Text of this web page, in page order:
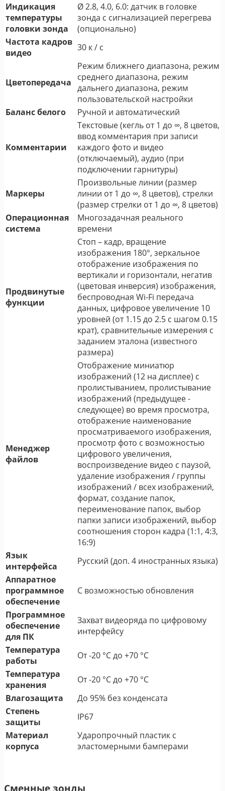
Индикация
температуры
головки зонда
Ø 2.8, 4.0, 6.0: датчик в головке
зонда с сигнализацией перегрева
(опционально)
Частота кадров
видео
30 к / с
Цветопередача
Режим ближнего диапазона, режим
среднего диапазона, режим
дальнего диапазона, режим
пользовательской настройки
Баланс белого
Ручной и автоматический
Комментарии
Текстовые (кегль от 1 до ∞, 8 цветов,
ввод комментария при записи
каждого фото и видео
(отключаемый), аудио (при
подключении гарнитуры)
Маркеры
Произвольные линии (размер
линии от 1 до ∞, 8 цветов), стрелки
(размер стрелки от 1 до ∞, 8 цветов)
Операционная
система
Многозадачная реального
времени
Продвинутые
функции
Стоп – кадр, вращение
изображения 180°, зеркальное
отображение изображения по
вертикали и горизонтали, негатив
(цветовая инверсия) изображения,
беспроводная Wi-Fi передача
данных, цифровое увеличение 10
уровней (от 1.15 до 2.5 с шагом 0.15
крат), сравнительные измерения с
заданием эталона (известного
размера)
Менеджер
файлов
Отображение миниатюр
изображений (12 на дисплее) с
пролистыванием, пролистывание
изображений (предыдущее -
следующее) во время просмотра,
отображение наименование
просматриваемого изображения,
просмотр фото с возможностью
цифрового увеличения,
воспроизведение видео с паузой,
удаление изображения / группы
изображений / всех изображений,
формат, создание папок,
переименование папок, выбор
папки записи изображений, выбор
соотношения сторон кадра (1:1, 4:3,
16:9)
Язык
интерфейса
Русский (доп. 4 иностранных языка)
Аппаратное
программное
обеспечение
С возможностью обновления
Программное
обеспечение
для ПК
Захват видеоряда по цифровому
интерфейсу
Температура
работы
От -20 °C до +70 °C
Температура
хранения
От -20 °C до +70 °C
Влагозащита
До 95% без конденсата
Степень
защиты
IP67
Материал
корпуса
Ударопрочный пластик с
эластомерными бамперами
Сменные зонды